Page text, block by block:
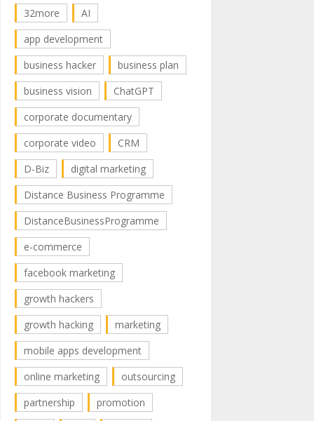
32more
AI
app development
business hacker
business plan
business vision
ChatGPT
corporate documentary
corporate video
CRM
D-Biz
digital marketing
Distance Business Programme
DistanceBusinessProgramme
e-commerce
facebook marketing
growth hackers
growth hacking
marketing
mobile apps development
online marketing
outsourcing
partnership
promotion